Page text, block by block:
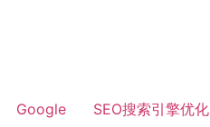
Google SEO搜索引擎优化